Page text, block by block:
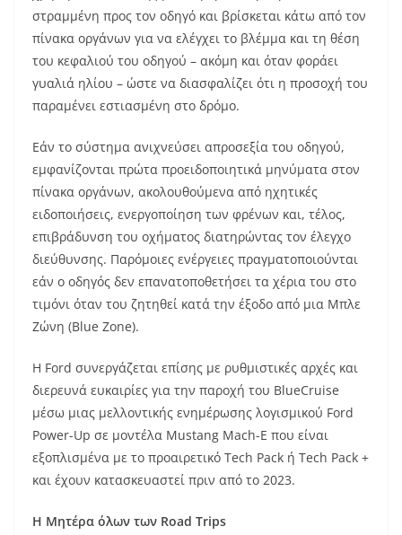
στραμμένη προς τον οδηγό και βρίσκεται κάτω από τον
πίνακα οργάνων για να ελέγχει το βλέμμα και τη θέση
του κεφαλιού του οδηγού – ακόμη και όταν φοράει
γυαλιά ηλίου – ώστε να διασφαλίζει ότι η προσοχή του
παραμένει εστιασμένη στο δρόμο.
Εάν το σύστημα ανιχνεύσει απροσεξία του οδηγού,
εμφανίζονται πρώτα προειδοποιητικά μηνύματα στον
πίνακα οργάνων, ακολουθούμενα από ηχητικές
ειδοποιήσεις, ενεργοποίηση των φρένων και, τέλος,
επιβράδυνση του οχήματος διατηρώντας τον έλεγχο
διεύθυνσης. Παρόμοιες ενέργειες πραγματοποιούνται
εάν ο οδηγός δεν επανατοποθετήσει τα χέρια του στο
τιμόνι όταν του ζητηθεί κατά την έξοδο από μια Μπλε
Ζώνη (Blue Zone).
Η Ford συνεργάζεται επίσης με ρυθμιστικές αρχές και
διερευνά ευκαιρίες για την παροχή του BlueCruise
μέσω μιας μελλοντικής ενημέρωσης λογισμικού Ford
Power-Up σε μοντέλα Mustang Mach-E που είναι
εξοπλισμένα με το προαιρετικό Tech Pack ή Tech Pack +
και έχουν κατασκευαστεί πριν από το 2023.
Η Μητέρα όλων των Road Trips